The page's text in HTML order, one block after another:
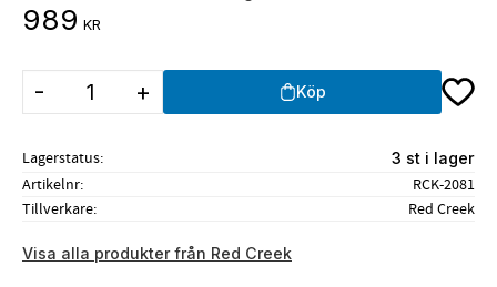
989 KR
+
- Köp Lägg
Lagerstatus 3 st i lager
Artikelnr
RCK-2081
Tillverkare
Red Creek
Visa alla produkter från Red Creek